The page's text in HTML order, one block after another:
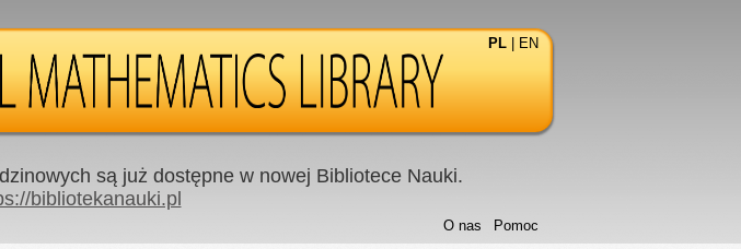
PL EN
są już dostępne w nowej Bibliotece Nauki.
bibliotekanauki.pl
Pomoc
O nas